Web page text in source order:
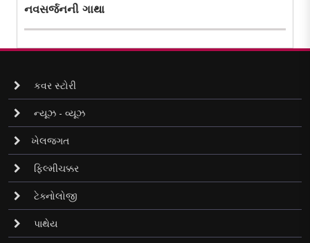
નવસર્જનની ગાથા
કવર સ્ટોરી
ન્યૂઝ - વ્યૂઝ
ખેલજગત
ફિલ્મીચક્કર
ટેક્નોલોજી
પાથેય